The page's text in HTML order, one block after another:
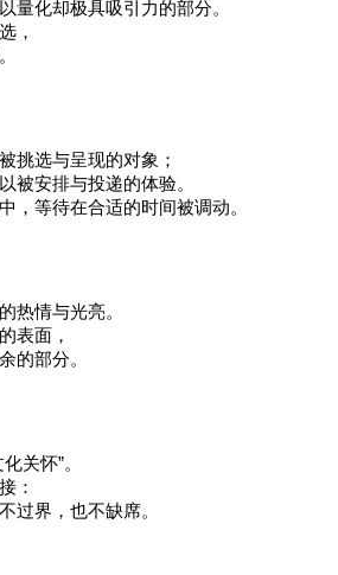
量化却极具吸引力的部分。
，
挑选与呈现的对象；
被安排与投递的体验。
，等待在合适的时间被调动。
热情与光亮。
表面，
的部分。
关怀”。
：
过界，也不缺席。